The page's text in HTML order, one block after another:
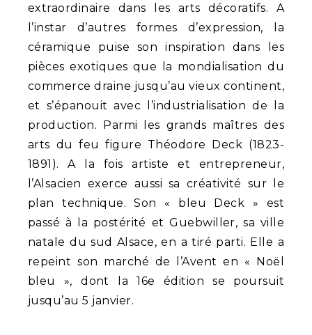
extraordinaire dans les arts décoratifs. A
l’instar d’autres formes d’expression, la
céramique puise son inspiration dans les
pièces exotiques que la mondialisation du
commerce draine jusqu’au vieux continent,
et s’épanouit avec l’industrialisation de la
production. Parmi les grands maîtres des
arts du feu figure Théodore Deck (1823-
1891). A la fois artiste et entrepreneur,
l’Alsacien exerce aussi sa créativité sur le
plan technique. Son « bleu Deck » est
passé à la postérité et Guebwiller, sa ville
natale du sud Alsace, en a tiré parti. Elle a
repeint son marché de l’Avent en « Noël
bleu », dont la 16e édition se poursuit
jusqu’au 5 janvier.